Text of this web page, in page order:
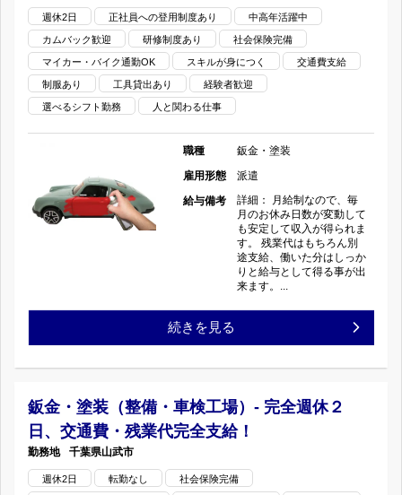
市
の
日！
派
遣
待
遇！
倉
敷
市
（ガ
ソ
リ
ン
全
週
休
２
日！
週休2日 正社員への登用制度あり 中高年活躍中
カムバック歓迎 研修制度あり 社会保険完備
マイカー・バイク通勤OK スキルが身につく 交通費支給
制服あり 工具貸出あり 経験者歓迎
選べるシフト勤務 人と関わる仕事
職種
鈑金・塗装
雇用形態
派遣
給与備考
詳細： 月給制なので、毎
月のお休み日数が変動して
も安定して収入が得られま
す。 残業代はもちろん別
途支給、働いた分はしっか
りと給与として得る事が出
来ます。...
板
塗
装
（ガ
続きを見る
鈑金・塗装（整備・車検工場）- 完全週休２
日、交通費・残業代完全支給！
千葉県山武市
週休2日 転勤なし 社会保険完備